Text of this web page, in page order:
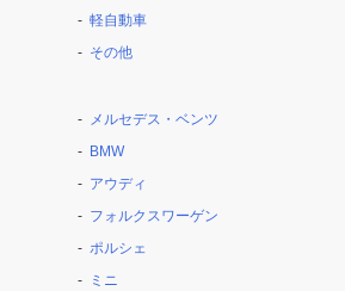
軽自動車
その他
メルセデス・ベンツ
BMW
アウディ
フォルクスワーゲン
ポルシェ
ミニ